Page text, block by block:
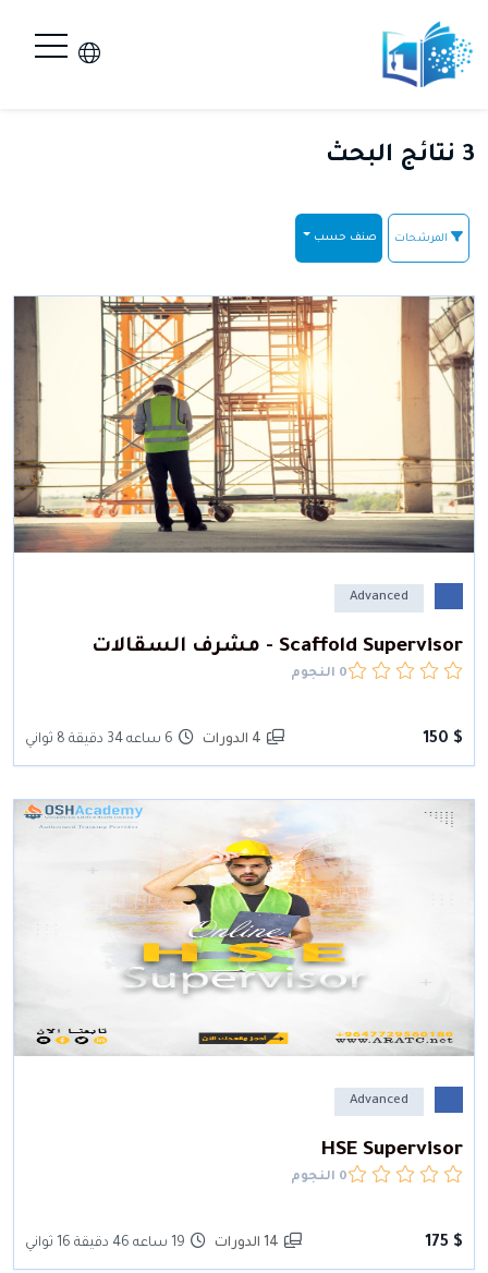
3 نتائج البحث
المرشحات صنف حسب
Advanced
Scaffold Supervisor - مشرف السقالات
0 النجوم
$ 150 4 الدورات 6 ساعه 34 دقيقة 8 ثواني
Advanced
HSE Supervisor
0 النجوم
$ 175 14 الدورات 19 ساعه 46 دقيقة 16 ثواني